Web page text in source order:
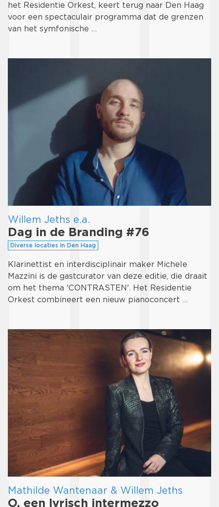
het Residentie Orkest, keert terug naar Den Haag
voor een spectaculair programma dat de grenzen
van het symfonische …
Willem Jeths e.a.
Dag in de Branding #76
Diverse locaties in Den Haag
Klarinettist en interdisciplinair maker Michele
Mazzini is de gastcurator van deze editie, die draait
om het thema 'CONTRASTEN'. Het Residentie
Orkest combineert een nieuw pianoconcert …
Mathilde Wantenaar & Willem Jeths
O, een lyrisch intermezzo